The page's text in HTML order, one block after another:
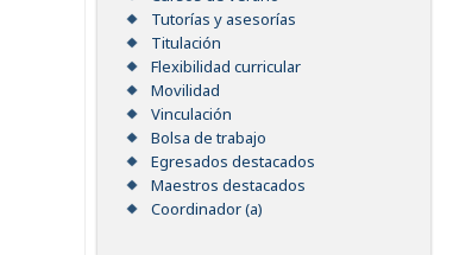
Tutorías y asesorías
Titulación
Flexibilidad curricular
Movilidad
Vinculación
Bolsa de trabajo
Egresados destacados
Maestros destacados
Coordinador (a)